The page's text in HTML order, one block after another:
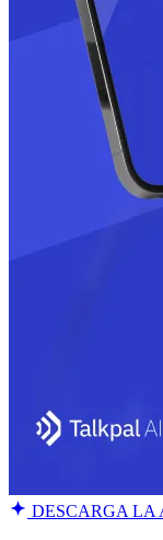
DESCARGA LA